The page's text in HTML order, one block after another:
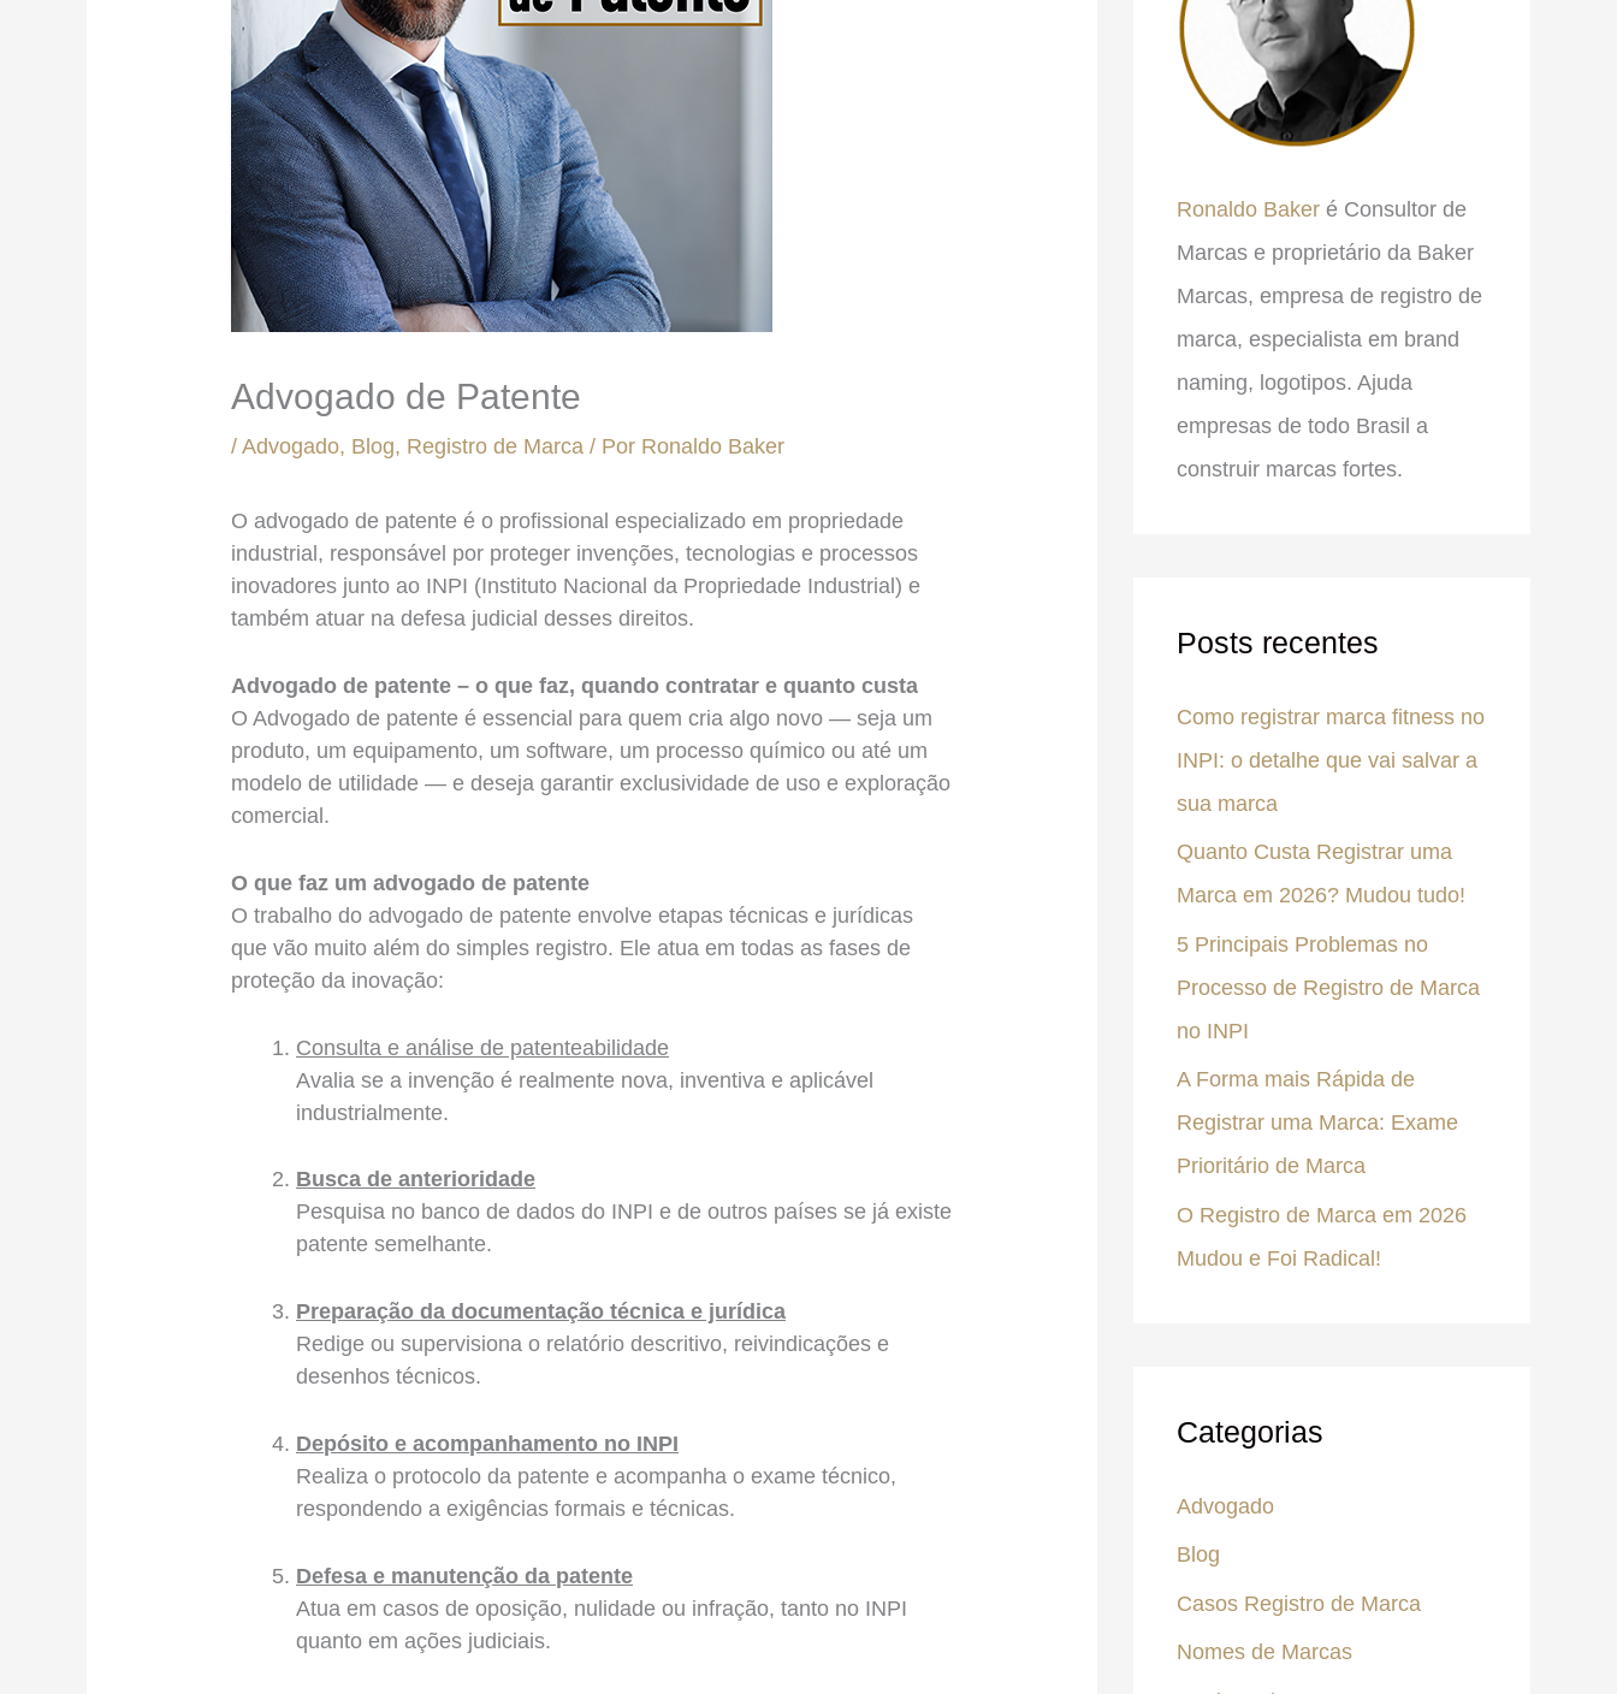
Advogado de Patente
/Advogado, Blog, Registro de Marca / Por Ronaldo Baker
O advogado de patente é o profissional especializado em propriedade
industrial, responsável por proteger invenções, tecnologias e processos
inovadores junto ao INPI (Instituto Nacional da Propriedade Industrial) e
também atuar na defesa judicial desses direitos.
Advogado de patente – o que faz, quando contratar e quanto custa
O Advogado de patente é essencial para quem cria algo novo — seja um
produto, um equipamento, um software, um processo químico ou até um
modelo de utilidade — e deseja garantir exclusividade de uso e exploração
comercial.
O que faz um advogado de patente
O trabalho do advogado de patente envolve etapas técnicas e jurídicas
que vão muito além do simples registro. Ele atua em todas as fases de
proteção da inovação:
Consulta e análise de patenteabilidade
Avalia se a invenção é realmente nova, inventiva e aplicável
industrialmente.
Busca de anterioridade
Pesquisa no banco de dados do INPI e de outros países se já existe
patente semelhante.
Preparação da documentação técnica e jurídica
Redige ou supervisiona o relatório descritivo, reivindicações e
desenhos técnicos.
Depósito e acompanhamento no INPI
Realiza o protocolo da patente e acompanha o exame técnico,
respondendo a exigências formais e técnicas.
Defesa e manutenção da patente
Atua em casos de oposição, nulidade ou infração, tanto no INPI
quanto em ações judiciais.
r
Ronaldo Baker é Consultor de
Marcas e proprietário da Baker
Marcas, empresa de registro de
marca, especialista em brand
naming, logotipos. Ajuda
empresas de todo Brasil a
construir marcas fortes.
Posts recentes
Como registrar marca fitness no
INPI: o detalhe que vai salvar a
sua marca
Quanto Custa Registrar uma
Marca em 2026? Mudou tudo!
5 Principais Problemas no
Processo de Registro de Marca
no INPI
A Forma mais Rápida de
Registrar uma Marca: Exame
Prioritário de Marca
O Registro de Marca em 2026
Mudou e Foi Radical!
Categorias
Advogado
Blog
Casos Registro de Marca
Nomes de Marcas